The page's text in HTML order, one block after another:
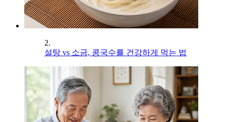
2.
설탕 vs 소금, 콩국수를 건강하게 먹는 법